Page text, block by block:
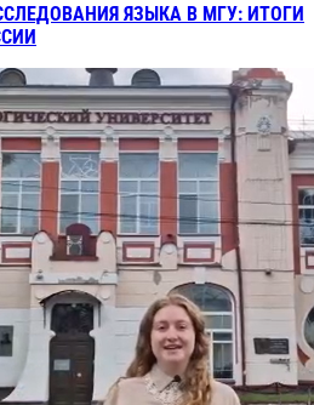
ЯЗЫКА В МГУ: ИТОГИ